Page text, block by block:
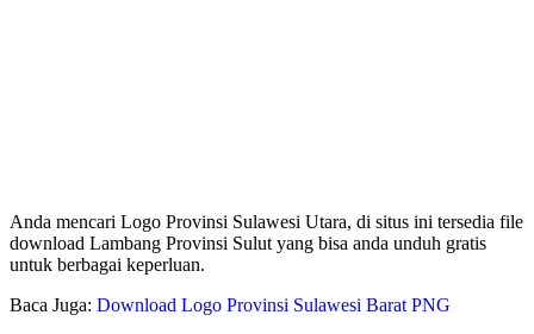
Anda mencari Logo Provinsi Sulawesi Utara, di situs ini tersedia file
download Lambang Provinsi Sulut yang bisa anda unduh gratis
untuk berbagai keperluan.
Baca Juga: Download Logo Provinsi Sulawesi Barat PNG